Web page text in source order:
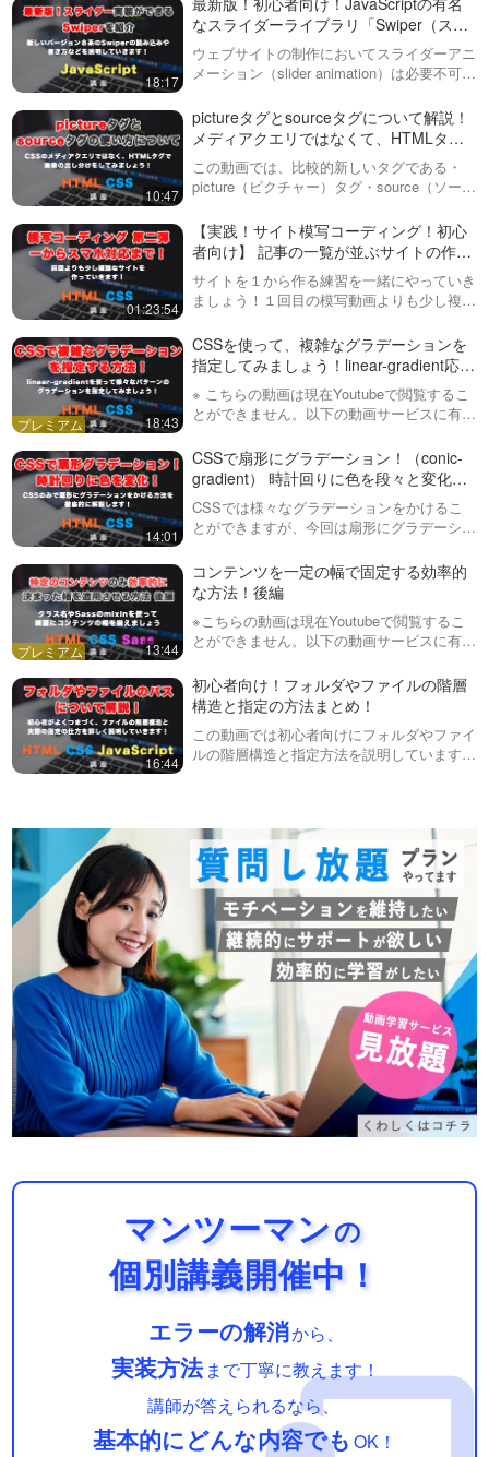
マンツーマンの
個別講義開催中！
エラーの解消から、
実装方法 まで丁寧に教えます！
講師が答えられるなら、
基本的にどんな内容でも OK！
せんが、CSSのみで記述して…
18:17
なスライダーライブラリ「Swiper（スワ
イパー）」を使って、簡単にスライダー
アニメーションを実装してみましょう！
ウェブサイトの制作においてスライダーアニ
メーション（slider animation）は必要不可欠
ら実装するのは困難を極めるので、今回紹介
するようなJSのスラ…
10:47
pictureタグとsourceタグについて解説！
メディアクエリではなくて、HTMLタグ
で画像を切り替えてみましょう！
この動画では、比較的新しいタグである・
picture（ピクチャー）タグ・source（ソー
グに記述することができる・media属性・
type属性について…
01:23:54
【実践！サイト模写コーディング！初心
者向け】 記事の一覧が並ぶサイトの作り
方！解説しながらHTML/CSSを書いてい
きます！レスポンシブ（スマホ）対応ま
で！
サイトを１から作る練習を一緒にやっていき
ましょう！１回目の模写動画よりも少し複座
だし、今回も前に私が作ったサイトです）実
践的な為、分からないことがあれば下のH…
18:43
CSSを使って、複雑なグラデーションを
指定してみましょう！linear-gradient応用
編！
※ こちらの動画は現在Youtubeで閲覧するこ
とができません。以下の動画サービスに有料
です。https://factory-programming-mv.c…
14:01
CSSで扇形にグラデーション！（conic-
gradient） 時計回りに色を段々と変化さ
せる方法を解説します！
CSSでは様々なグラデーションをかけるこ
とができますが、今回は扇形にグラデーショ
する方法・中心位置を変更する方法・グラデ
ーション開始位置を変更する方法などにつ…
13:44
コンテンツを一定の幅で固定する効率的
な方法！後編
※こちらの動画は現在Youtubeで閲覧するこ
とができません。以下の動画サービスに有料
です。https://factory-programming-mv.co…
16:44
初心者向け！フォルダやファイルの階層
構造と指定の方法まとめ！
この動画では初心者向けにフォルダやファイ
ルの階層構造と指定方法を説明しています。